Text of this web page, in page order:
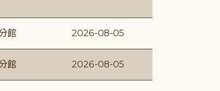
館 2026-08-05
館 2026-08-05